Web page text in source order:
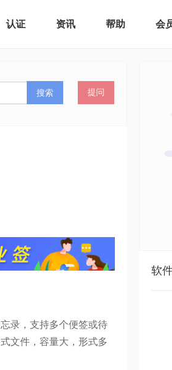
认证 资讯 帮助 会
搜索 提问
录，支持多个便签或待
文件，容量大，形式多
软